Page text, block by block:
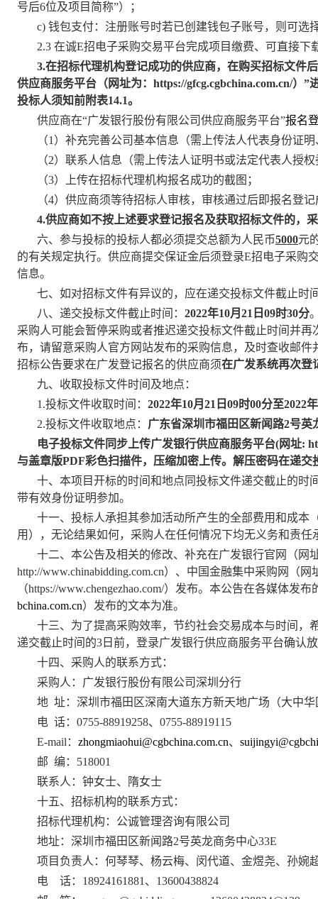
号后6位及项目简称”）；
c) 钱包支付：注册账号时若已创建钱包子账号，则可选
2.3 在诚E招电子采购交易平台完成项目缴费、可直接下
3.在招标代理机构登记成功的供应商，在购买招标文件
供应商服务平台（网址为：https://gfcg.cgbchina.com.cn/）
投标人须知前附表14.1。
供应商在“广发银行股份有限公司供应商服务平台”报名
（1）补充完善公司基本信息（需上传法人代表身份证
（2）联系人信息（需上传法人证明书或法定代表人授
（3）上传在招标代理机构报名成功的截图；
（4）供应商须等待招标人审核，审核通过后即报名登
4.供应商如不按上述要求登记报名及获取招标文件的，
六、参与投标的投标人都必须提交总额为人民币5000元
的有关规定执行。供应商提交保证金后须登录E招电子采购
信息。
七、如对招标文件有异议的，应在递交投标文件截止时
八、递交投标文件截止时间： 2022年10月21日09时30分
采购人可能会暂停采购或者推迟递交投标文件截止时间并
布，请留意采购人官方网站发布的采购信息，及时查收邮
招标公告要求在广发登记报名的供应商须在广发系统再次登
九、收取投标文件时间及地点：
1.投标文件收取时间： 2022年10月21日09时00分至2022
2.投标文件收取地点： 广东省深圳市福田区新闻路2号英
电子投标文件同步上传广发银行供应商服务平台(网址:
与盖章版PDF彩色扫描件，压缩加密上传。解压密码在递
十、本项目开标的时间和地点同投标文件递交截止的时
带有效身份证明参加。
十一、投标人承担其参加活动所产生的全部费用和成本
用），无论结果如何，采购人在任何情况下均无义务和责任
十二、本公告及相关的修改、补充在广发银行官网（网
http://www.chinabidding.com.cn）、中国金融集中采购网（
（https://www.chengezhao.com/）发布。本公告在各媒体
bchina.com.cn）发布的文本为准。
十三、为了提高采购效率，节约社会交易成本与时间，
递交截止时间的3日前，登录广发银行供应商服务平台确认
十四、采购人的联系方式：
采购人：广发银行股份有限公司深圳分行
地 址：深圳市福田区深南大道东方新天地广场（大中
电 话：0755-88919258、0755-88919115
E-mail ： zhongmiaohui@cgbchina.com.cn、 suijingyi
邮 编：518001
联系人：钟女士、隋女士
十五、招标机构的联系方式：
招标代理机构：公诚管理咨询有限公司
地址： 深圳市福田区新闻路2号英龙商务中心33E
项目负责人：何琴琴、杨云梅、闵代道、金煜尧、孙婉
电 话：18924161881、13600438824